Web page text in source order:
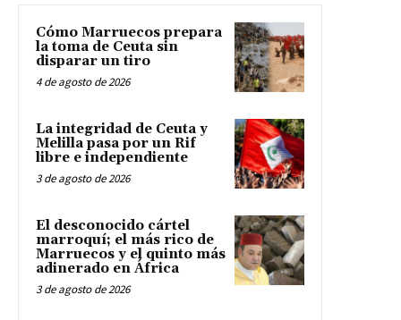
Cómo Marruecos prepara
la toma de Ceuta sin
disparar un tiro
4 de agosto de 2026
La integridad de Ceuta y
Melilla pasa por un Rif
libre e independiente
3 de agosto de 2026
El desconocido cártel
marroquí; el más rico de
Marruecos y el quinto más
adinerado en África
3 de agosto de 2026